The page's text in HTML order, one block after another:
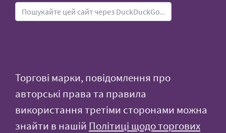
Торгові марки, повідомлення про
авторські права та правила
використання третіми сторонами можна
знайти в нашій Політиці щодо торгових